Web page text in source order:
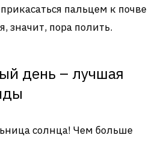
пальцем к почве
значит, пора полить.
день – лучшая
солнца! Чем больше